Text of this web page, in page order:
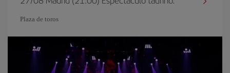
Plaza de toros